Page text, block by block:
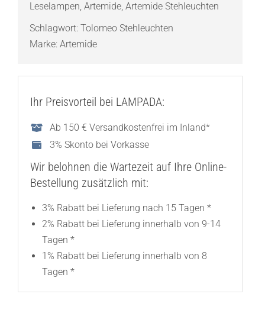
Leselampen, Artemide, Artemide Stehleuchten
Schlagwort: Tolomeo Stehleuchten
Marke: Artemide
Ihr Preisvorteil bei LAMPADA:
Ab 150 € Versandkostenfrei im Inland*
3% Skonto bei Vorkasse
Wir belohnen die Wartezeit auf Ihre Online-
Bestellung zusätzlich mit:
3% Rabatt bei Lieferung nach 15 Tagen *
2% Rabatt bei Lieferung innerhalb von 9-14
Tagen *
1% Rabatt bei Lieferung innerhalb von 8
Tagen *